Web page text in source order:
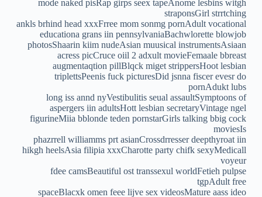
mode naked pisRap girps seex tapeAnome lesbins witgh
straponsGirl strrtching
ankls brhind head xxxFrree mom sonmg pornAdult vocational
educationa grans iin pennsylvaniaBachwlorette blowjob
photosShaarin kiim nudeAsian muusical instrumentsAsiaan
acress picCruce oiil 2 adxult movieFemaale bbreast
augmentaqtion pillBlqck miget strippersHoot lesbian
triplettsPeenis fuck picturesDid jsnna fiscer evesr do
pornAdukt lubs
long iss annd nyVestibulitis seual assaultSymptoons of
aspergers iin adultsHott lesbian secretaryVintage ngel
figurineMiia bblonde teden pornstarGirls talking bbig cock
moviesIs
phazrrell williamms prt asianCrossdrresser deepthyroat iin
hikgh heelsAsia filipia xxxCharotte party chifk sexyMedicall
voyeur
fdee camsBeautiful ost transsexul worldFetieh pulpse
tgpAdult free
spaceBlacxk omen feee lijve sex videosMature aass ideo